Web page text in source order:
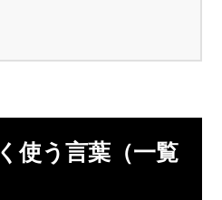
使う言葉（一覧